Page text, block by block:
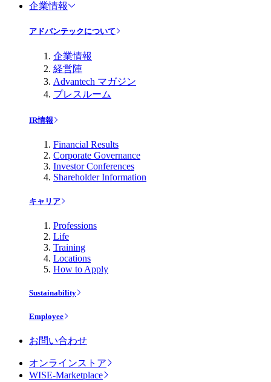
企業情報
アドバンテックについて
企業情報
経営陣
Advantech マガジン
プレスルーム
IR情報
Financial Results
Corporate Governance
Investor Conferences
Shareholder Information
キャリア
Professions
Life
Training
Locations
How to Apply
Sustainability
Employee
お問い合わせ
オンラインストア
WISE-Marketplace